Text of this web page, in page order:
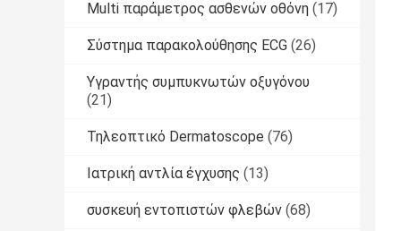
Multi παράμετρος ασθενών οθόνη (17)
Σύστημα παρακολούθησης ECG (26)
Υγραντής συμπυκνωτών οξυγόνου
(21)
Τηλεοπτικό Dermatoscope (76)
Ιατρική αντλία έγχυσης (13)
συσκευή εντοπιστών φλεβών (68)